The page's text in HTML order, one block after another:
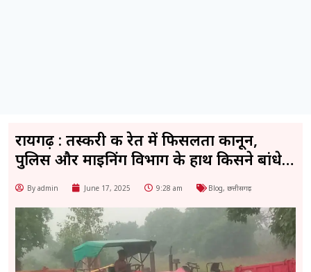
रायगढ़ : तस्करी की रेत में फिसलता कानून,
पुलिस और माइनिंग विभाग के हाथ किसने बांधे…
By admin June 17, 2025 9:28 am Blog, छत्तीसगढ़